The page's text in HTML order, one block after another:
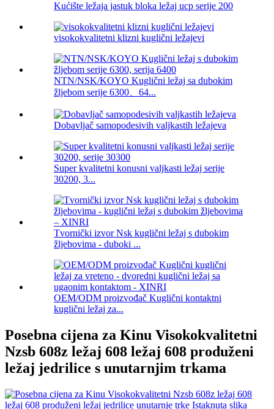
Kućište ležaja jastuk bloka ležaj ucp serije 200
visokokvalitetni klizni kuglični ležajevi
NTN/NSK/KOYO Kuglični ležaj sa dubokim
žljebom serije 6300、64...
Dobavljač samopodesivih valjkastih ležajeva
Super kvalitetni konusni valjkasti ležaj serije
30200, 3...
Tvornički izvor Nsk kuglični ležaj s dubokim
žljebovima - duboki ...
OEM/ODM proizvođač Kuglični kontaktni
kuglični ležaj za...
Posebna cijena za Kinu Visokokvalitetni
Nzsb 608z ležaj 608 ležaj 608 produženi
ležaj jedrilice s unutarnjim trkama